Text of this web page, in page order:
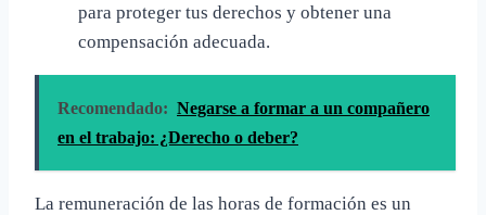
para proteger tus derechos y obtener una
compensación adecuada.
Recomendado: Negarse a formar a un compañero
en el trabajo: ¿Derecho o deber?
La remuneración de las horas de formación es un